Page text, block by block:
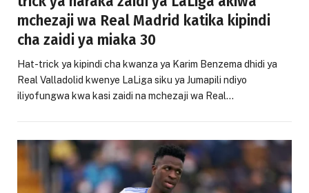
mchezaji wa Real Madrid katika kipindi
cha zaidi ya miaka 30
Hat-trick ya kipindi cha kwanza ya Karim Benzema dhidi ya
Real Valladolid kwenye LaLiga siku ya Jumapili ndiyo
iliyofungwa kwa kasi zaidi na mchezaji wa Real…